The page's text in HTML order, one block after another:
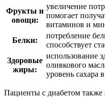
Фрукты и
овощи:
увеличение
помогает
витаминов и
Белки:
потребление
способствует
Здоровые
жиры:
использование
оливкового
уровень сахара
Пациенты с диабетом также